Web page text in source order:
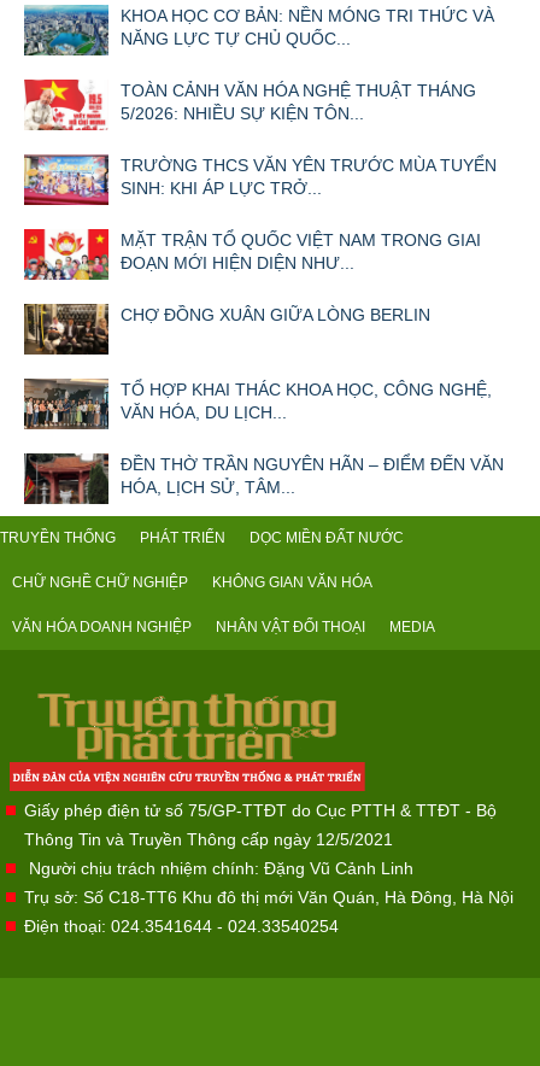
KHOA HỌC CƠ BẢN: NỀN MÓNG TRI THỨC VÀ
NĂNG LỰC TỰ CHỦ QUỐC...
TOÀN CẢNH VĂN HÓA NGHỆ THUẬT THÁNG
5/2026: NHIỀU SỰ KIỆN TÔN...
TRƯỜNG THCS VĂN YÊN TRƯỚC MÙA TUYỂN
SINH: KHI ÁP LỰC TRỞ...
MẶT TRẬN TỔ QUỐC VIỆT NAM TRONG GIAI
ĐOẠN MỚI HIỆN DIỆN NHƯ...
CHỢ ĐỒNG XUÂN GIỮA LÒNG BERLIN
TỔ HỢP KHAI THÁC KHOA HỌC, CÔNG NGHỆ,
VĂN HÓA, DU LỊCH...
ĐỀN THỜ TRẦN NGUYÊN HÃN – ĐIỂM ĐẾN VĂN
HÓA, LỊCH SỬ, TÂM...
TRUYỀN THỐNG PHÁT TRIỂN DỌC MIỀN ĐẤT NƯỚC
CHỮ NGHỀ CHỮ NGHIỆP KHÔNG GIAN VĂN HÓA
VĂN HÓA DOANH NGHIỆP NHÂN VẬT ĐỐI THOẠI MEDIA
Giấy phép điện tử số 75/GP-TTĐT do Cục PTTH & TTĐT - Bộ
Thông Tin và Truyền Thông cấp ngày 12/5/2021
Người chịu trách nhiệm chính: Đặng Vũ Cảnh Linh
Trụ sở: Số C18-TT6 Khu đô thị mới Văn Quán, Hà Đông, Hà Nội
Điện thoại: 024.3541644 - 024.33540254